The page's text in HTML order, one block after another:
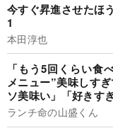
今すぐ昇進させたほ
1
本田淳也
「もう5回くらい食
メニュー”美味しす
ソ美味い」「好きす
ランチ命の山盛くん